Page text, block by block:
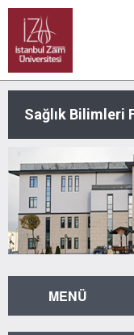
Sağlık Bilimleri
MENÜ